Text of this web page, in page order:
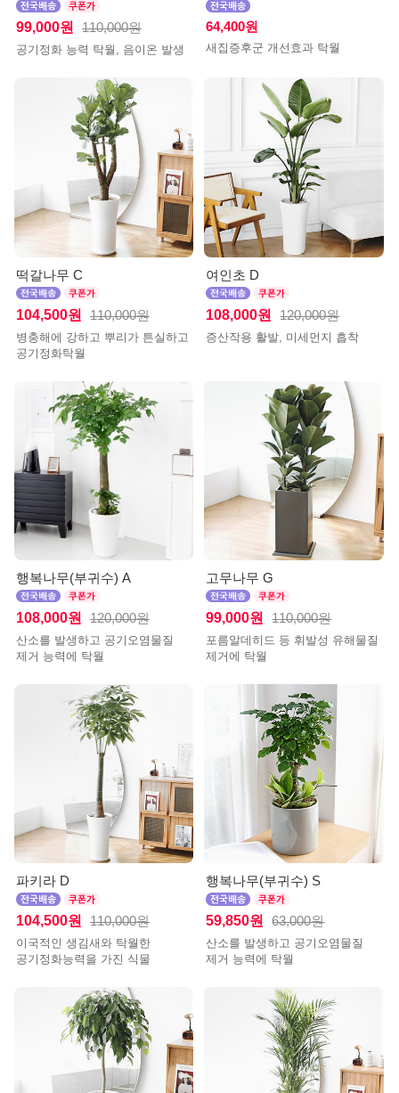
99,000원 110,000원
공기정화 능력 탁월, 음이온 발생
64,400원
새집증후군 개선효과 탁월
떡갈나무 C
104,500원 110,000원
병충해에 강하고 뿌리가 튼실하고
공기정화탁월
여인초 D
108,000원 120,000원
증산작용 활발, 미세먼지 흡착
행복나무(부귀수) A
108,000원 120,000원
산소를 발생하고 공기오염물질
제거 능력에 탁월
고무나무 G
99,000원 110,000원
포름알데히드 등 휘발성 유해물질
제거에 탁월
파키라 D
104,500원 110,000원
이국적인 생김새와 탁월한
공기정화능력을 가진 식물
행복나무(부귀수) S
59,850원 63,000원
산소를 발생하고 공기오염물질
제거 능력에 탁월